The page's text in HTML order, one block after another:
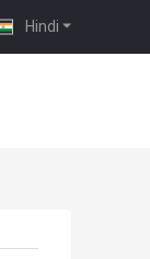
Hindi